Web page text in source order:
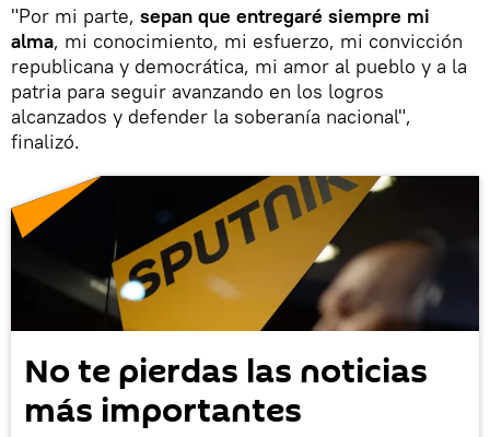
"Por mi parte, sepan que entregaré siempre mi
alma, mi conocimiento, mi esfuerzo, mi convicción
republicana y democrática, mi amor al pueblo y a la
patria para seguir avanzando en los logros
alcanzados y defender la soberanía nacional",
finalizó.
No te pierdas las noticias
más importantes